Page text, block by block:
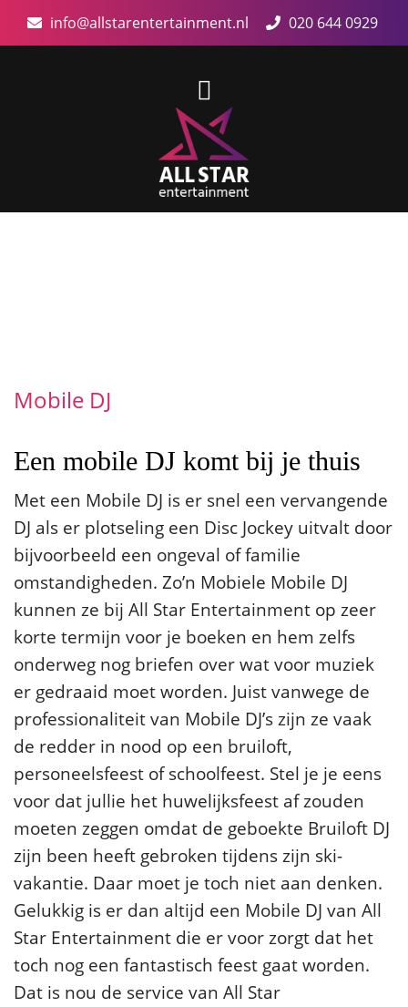
info@allstarentertainment.nl 020 644 0929
Mobile DJ
Een mobile DJ komt bij je thuis
Met een Mobile DJ is er snel een vervangende
DJ als er plotseling een Disc Jockey uitvalt door
bijvoorbeeld een ongeval of familie
omstandigheden. Zo’n Mobiele Mobile DJ
kunnen ze bij All Star Entertainment op zeer
korte termijn voor je boeken en hem zelfs
onderweg nog briefen over wat voor muziek
er gedraaid moet worden. Juist vanwege de
professionaliteit van Mobile DJ’s zijn ze vaak
de redder in nood op een bruiloft,
personeelsfeest of schoolfeest. Stel je je eens
voor dat jullie het huwelijksfeest af zouden
moeten zeggen omdat de geboekte Bruiloft DJ
zijn been heeft gebroken tijdens zijn ski-
vakantie. Daar moet je toch niet aan denken.
Gelukkig is er dan altijd een Mobile DJ van All
Star Entertainment die er voor zorgt dat het
toch nog een fantastisch feest gaat worden.
Dat is nou de service van All Star